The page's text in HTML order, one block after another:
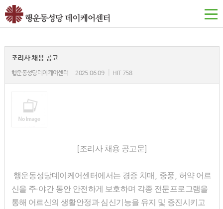
조리사 채용 공고
행운동성당데이케어센터 2025.06.09 HIT 758
[조리사 채용 공고문]
행운동성당데이케어센터에서는 경증 치매 중풍
허약 어르
신을 주·야간 동안 안전하게 보호하며 각종 전문프로그램을
통해 어르신의 생활안정과 심신기능을 유지 및 증진시키고